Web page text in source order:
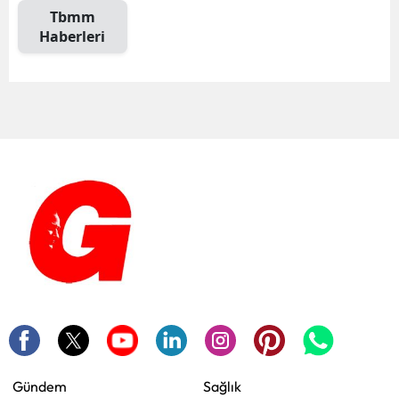
Tbmm
Haberleri
Gündem
Sağlık